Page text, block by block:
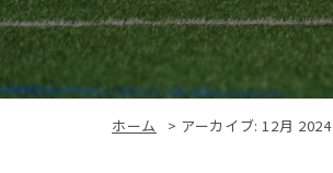
ホーム > アーカイブ: 12月 2024